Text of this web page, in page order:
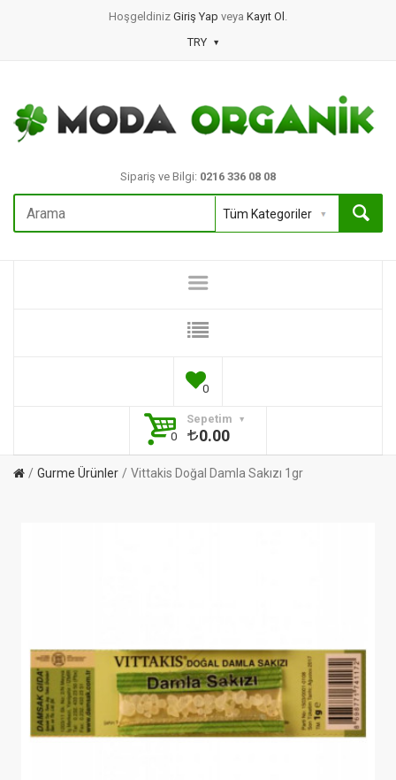
Hoşgeldiniz Giriş Yap veya Kayıt Ol .
TRY
Sipariş ve Bilgi: 0216 336 08 08
0
Sepetim
0
0.00
Gurme Ürünler Vittakis Doğal Damla Sakızı 1gr